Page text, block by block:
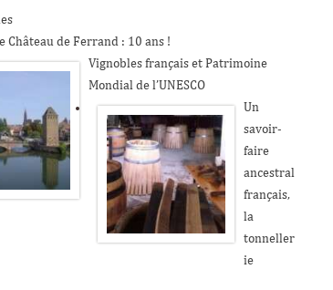
Château de Ferrand : 10 ans !
Vignobles français et Patrimoine
Mondial de l’UNESCO
Un
savoir-
faire
ancestral
français,
la
tonneller
ie